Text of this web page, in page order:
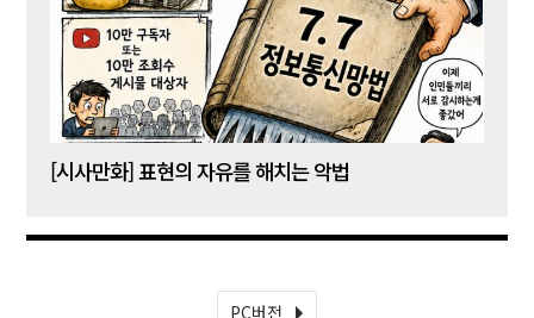
[시사만화] 표현의 자유를 해치는 악법
PC버전